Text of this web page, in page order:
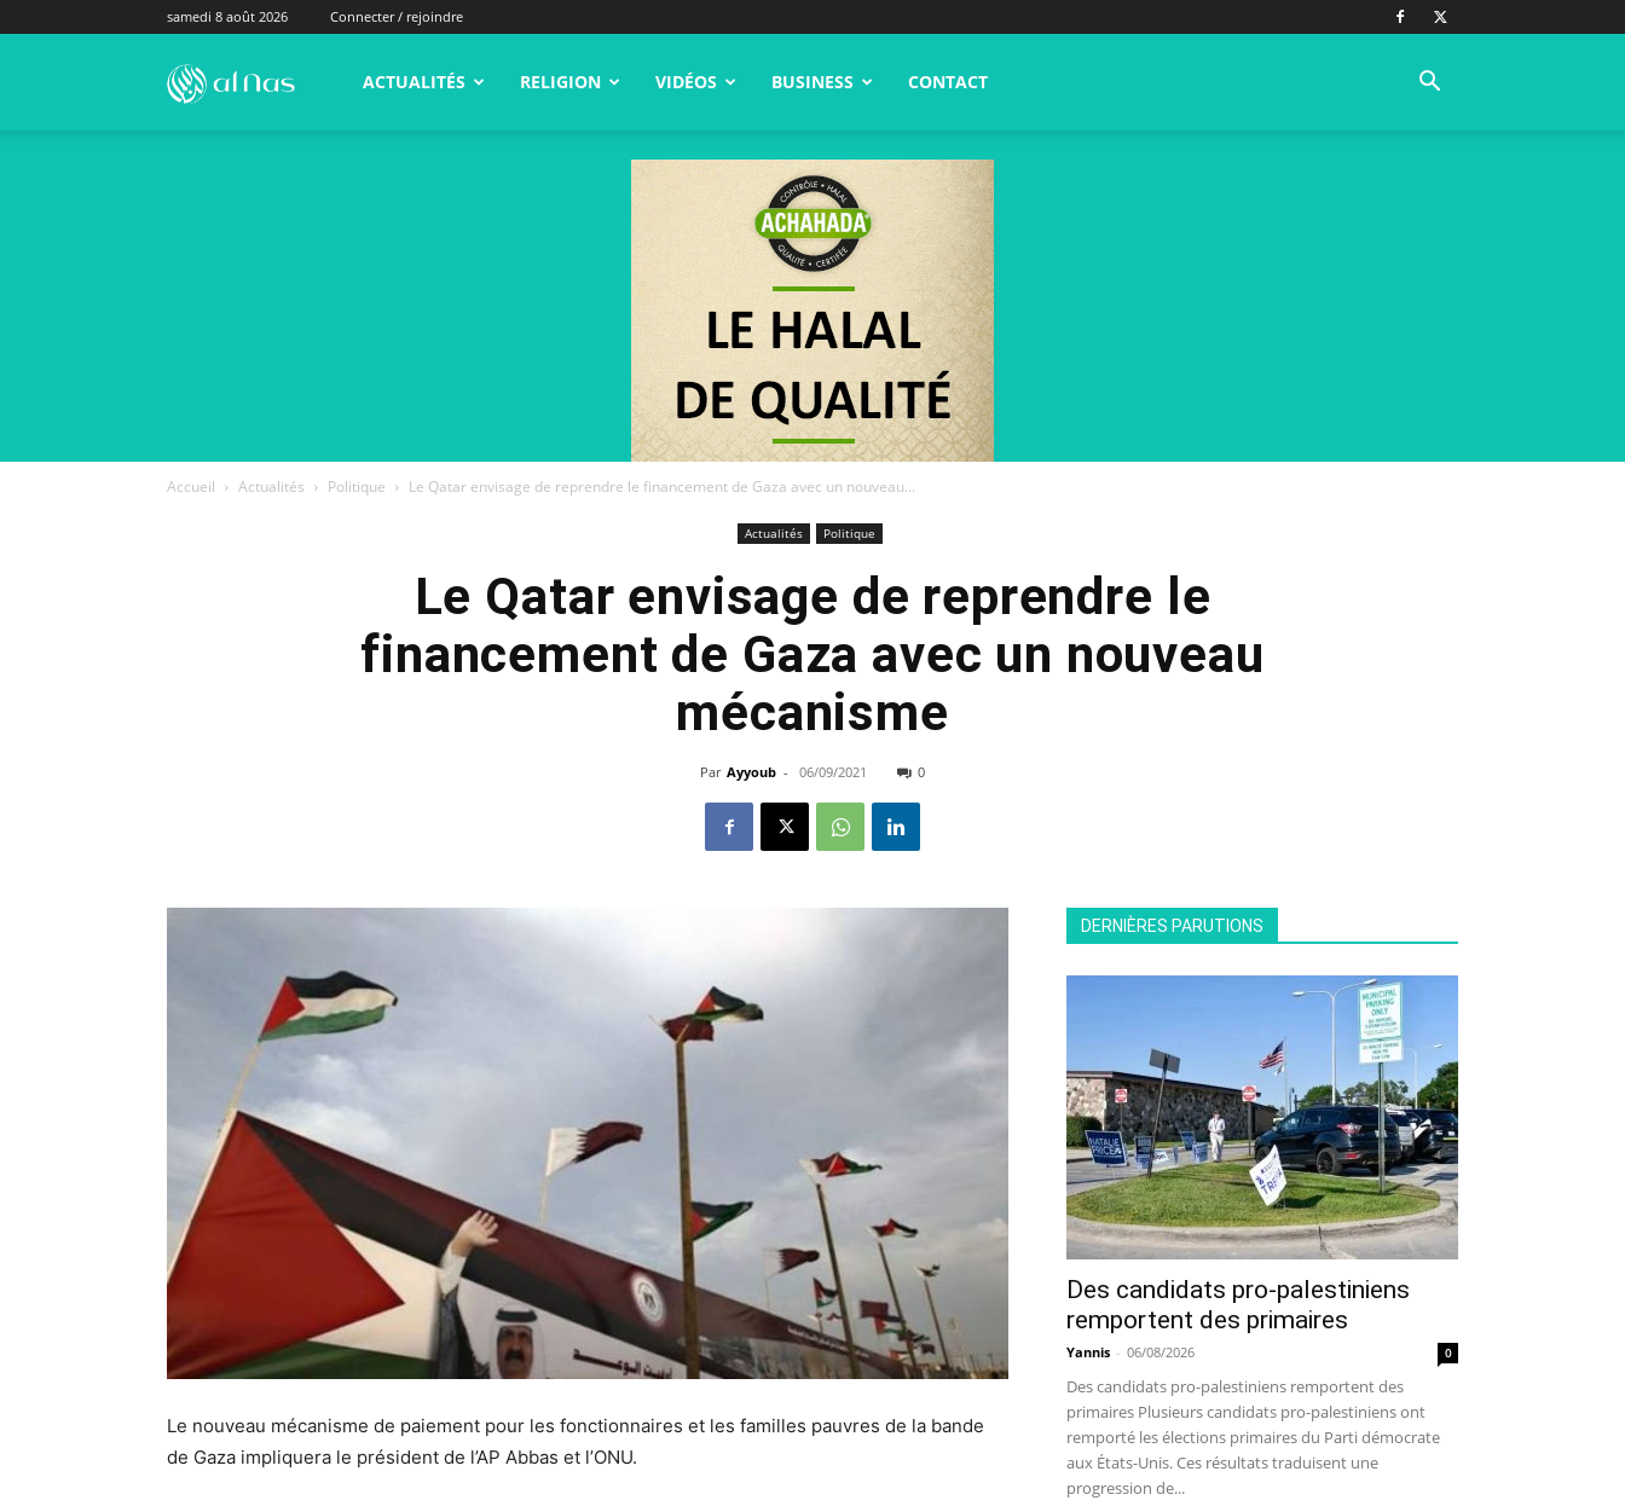
samedi 8 août 2026 Connecter / rejoindre
alNas.fr ACTUALITÉS RELIGION VIDÉOS BUSINESS CONTACT
Accueil Actualités Politique Le Qatar envisage de reprendre le financement de Gaza avec un nouveau...
Actualités Politique
Le Qatar envisage de reprendre le
financement de Gaza avec un nouveau
mécanisme
Par Ayyoub - 06/09/2021 0
Le nouveau mécanisme de paiement pour les fonctionnaires et les familles pauvres de la bande
de Gaza impliquera le président de l’AP Abbas et l’ONU.
DERNIÈRES PARUTIONS
Des candidats pro-palestiniens
remportent des primaires
Yannis - 06/08/2026 0
Des candidats pro-palestiniens remportent des
primaires Plusieurs candidats pro-palestiniens ont
remporté les élections primaires du Parti démocrate
aux États-Unis. Ces résultats traduisent une
progression de...